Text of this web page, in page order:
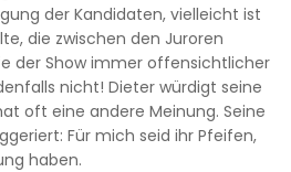
der Kandidaten, vielleicht ist
die zwischen den Juroren
der Show immer offensichtlicher
nicht! Dieter würdigt seine
oft eine andere Meinung. Seine
Für mich seid ihr Pfeifen,
haben.